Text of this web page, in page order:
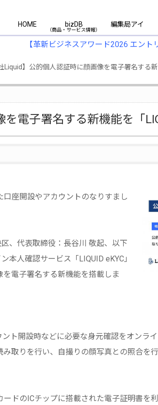
HOME bizDB 編集局アイ
【革新ビジネスアワード2026 エン
Liquid】公的個人認証時に顔画像を電子署名する
電子署名する新機能を「
座開設やアカウントのなりすまし
、代表取締役：長谷川 敬起、以下
本人確認サービス「LIQUID eKYC」
電子署名する新機能を搭載しま
ント開設時などに必要な身元確認をオンラ
取りを行い、自撮りの顔写真との照合を
ドのICチップに搭載された電子証明書を